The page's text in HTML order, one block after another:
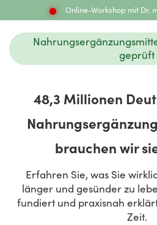
Online-Workshop mit Dr.
geprüft
48,3 Millionen
brauchen wir
Erfahren Sie, was Sie
länger und gesünder zu
fundiert und praxisnah
Zeit.